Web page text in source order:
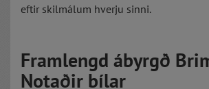
eftir skilmálum hverju sinni.
Framlengd ábyrgð
Notaðir bílar